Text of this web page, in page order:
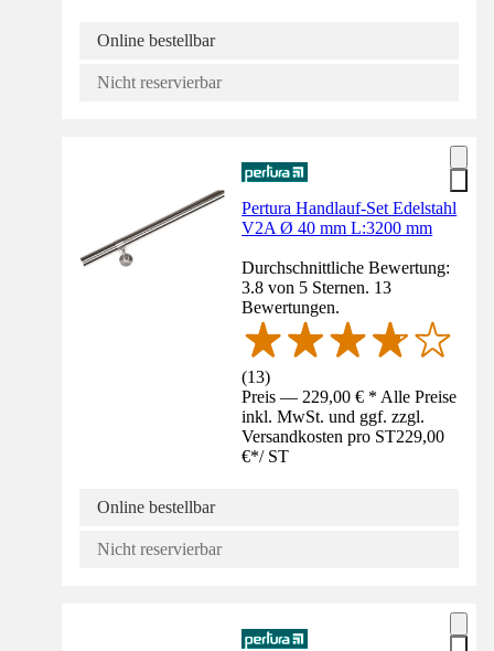
Online bestellbar
Nicht reservierbar
Pertura Handlauf-Set Edelstahl
V2A Ø 40 mm L:3200 mm
Durchschnittliche Bewertung:
3.8 von 5 Sternen. 13
Bewertungen.
(13)
Preis — 229,00 € * Alle Preise
inkl. MwSt. und ggf. zzgl.
Versandkosten pro ST229,00
€*/ ST
Online bestellbar
Nicht reservierbar